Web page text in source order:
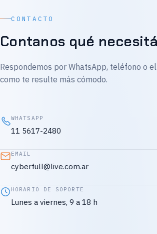
CONTACTO
Contanos qué
Respondemos por WhatsApp, teléfono o
como te resulte más cómodo.
WHATSAPP
11 5617-2480
EMAIL
cyberfull@live.com.ar
HORARIO DE SOPORTE
Lunes a viernes, 9 a 18 h